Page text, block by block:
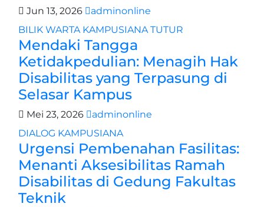
Jun 13, 2026
adminonline
BILIK WARTA KAMPUSIANATUTUR
Mendaki Tangga
Ketidakpedulian: Menagih Hak
Disabilitas yang Terpasung di
Selasar Kampus
Mei 23, 2026
adminonline
DIALOG KAMPUSIANA
Urgensi Pembenahan Fasilitas:
Menanti Aksesibilitas Ramah
Disabilitas di Gedung Fakultas
Teknik